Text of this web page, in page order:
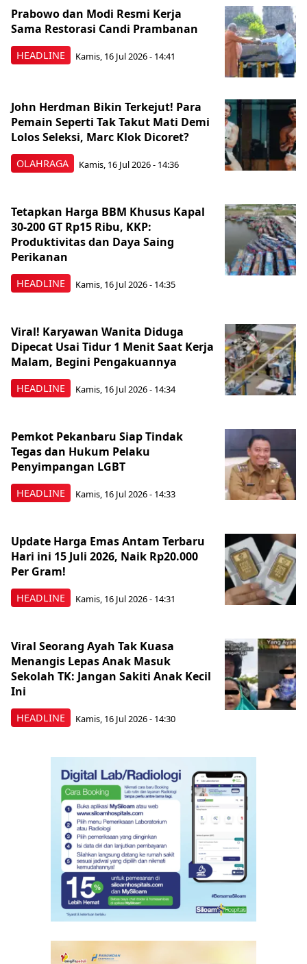
HEADLINE
Prabowo dan Modi Resmi Kerja
Sama Restorasi Candi Prambanan
Kamis, 16 Jul 2026 - 14:41
OLAHRAGA
John Herdman Bikin Terkejut! Para
Pemain Seperti Tak Takut Mati Demi
Lolos Seleksi, Marc Klok Dicoret?
Kamis, 16 Jul 2026 - 14:36
HEADLINE
Tetapkan Harga BBM Khusus Kapal
30-200 GT Rp15 Ribu, KKP:
Produktivitas dan Daya Saing
Perikanan
Kamis, 16 Jul 2026 - 14:35
HEADLINE
Viral! Karyawan Wanita Diduga
Dipecat Usai Tidur 1 Menit Saat Kerja
Malam, Begini Pengakuannya
Kamis, 16 Jul 2026 - 14:34
HEADLINE
Pemkot Pekanbaru Siap Tindak
Tegas dan Hukum Pelaku
Penyimpangan LGBT
Kamis, 16 Jul 2026 - 14:33
HEADLINE
Update Harga Emas Antam Terbaru
Hari ini 15 Juli 2026, Naik Rp20.000
Per Gram!
Kamis, 16 Jul 2026 - 14:31
HEADLINE
Viral Seorang Ayah Tak Kuasa
Menangis Lepas Anak Masuk
Sekolah TK: Jangan Sakiti Anak Kecil
Ini
Kamis, 16 Jul 2026 - 14:30